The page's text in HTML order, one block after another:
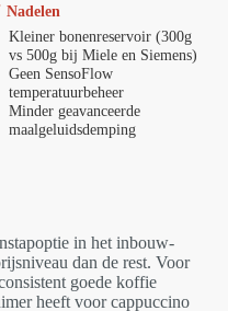
Nadelen
Kleiner bonenreservoir (300g
vs 500g bij Miele en Siemens)
Geen SensoFlow
temperatuurbeheer
Minder geavanceerde
maalgeluidsdemping
in het inbouw-
dan de rest. Voor
goede koffie
heeft voor cappuccino